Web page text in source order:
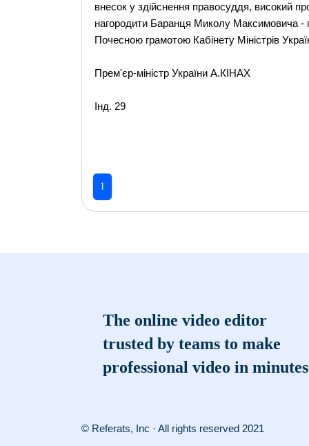
внесок у здійснення правосуддя, високий
нагородити Баранця Миколу Максимовича -
Почесною грамотою Кабінету Міністрів
Прем'єр-міністр України А.КІНАХ
Інд. 29
1
The online video editor
trusted by teams to make
professional video in minutes
© Referats, Inc · All rights reserved 2021